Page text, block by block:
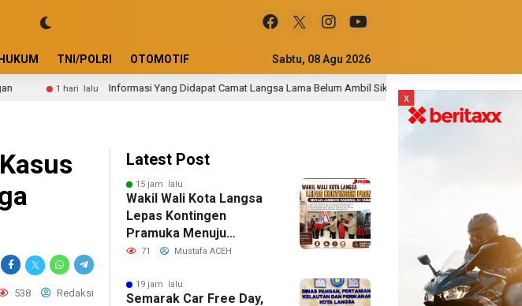
HUKUM TNI/POLRI OTOMOTIF Sabtu, 08 Agu 2026
Informasi Yang Didapat Camat Langsa Lama Belum Ambil Sikap Menyangkut Ada Anggota Tuha Peut
538 Redaksi
Latest Post
15 jam lalu
Wakil Wali Kota Langsa
Lepas Kontingen
Pramuka Menuju
Jambore Nasional XII
71 Mustafa ACEH
19 jam lalu
Semarak Car Free Day,
x